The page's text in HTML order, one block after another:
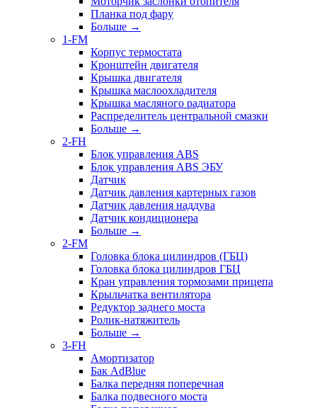
Планка под фару
Больше →
1-FM
Корпус термостата
Кронштейн двигателя
Крышка двигателя
Крышка маслоохладителя
Крышка масляного радиатора
Распределитель центральной смазки
Больше →
2-FH
Блок управления ABS
Блок управления ABS ЭБУ
Датчик
Датчик давления картерных газов
Датчик давления наддува
Датчик кондиционера
Больше →
2-FM
Головка блока цилиндров (ГБЦ)
Головка блока цилиндров ГБЦ
Кран управления тормозами прицепа
Крыльчатка вентилятора
Редуктор заднего моста
Ролик-натяжитель
Больше →
3-FH
Амортизатор
Бак AdBlue
Балка передняя поперечная
Балка подвесного моста